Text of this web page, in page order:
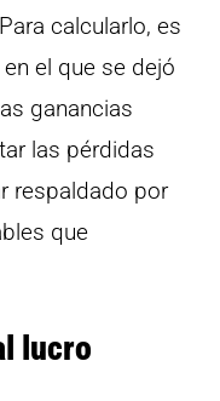
calcularlo, es
el que se dejó
ganancias
las pérdidas
respaldado por
que
lucro